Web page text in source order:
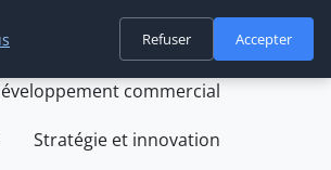
d'entreprise
commercial
Stratégie et innovation
Refuser Accepter